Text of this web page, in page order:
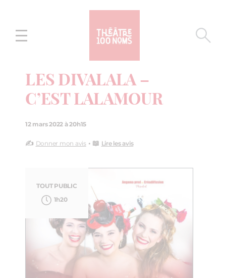
menu
LES DIVALALA –
C’EST LALAMOUR
12 mars 2022 à 20h15
✍️ Donner mon avis• 📖 Lire les avis
TOUT PUBLIC
1h20